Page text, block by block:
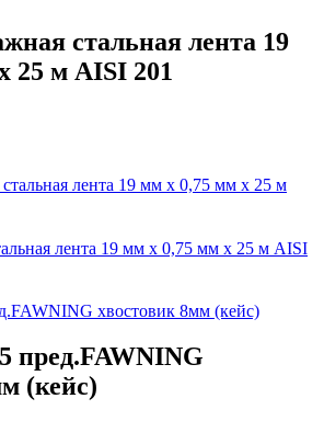
стальная лента 19
25 м AISI 201
лента 19 мм x 0,75 мм x 25 м AISI
пред.FAWNING
(кейс)